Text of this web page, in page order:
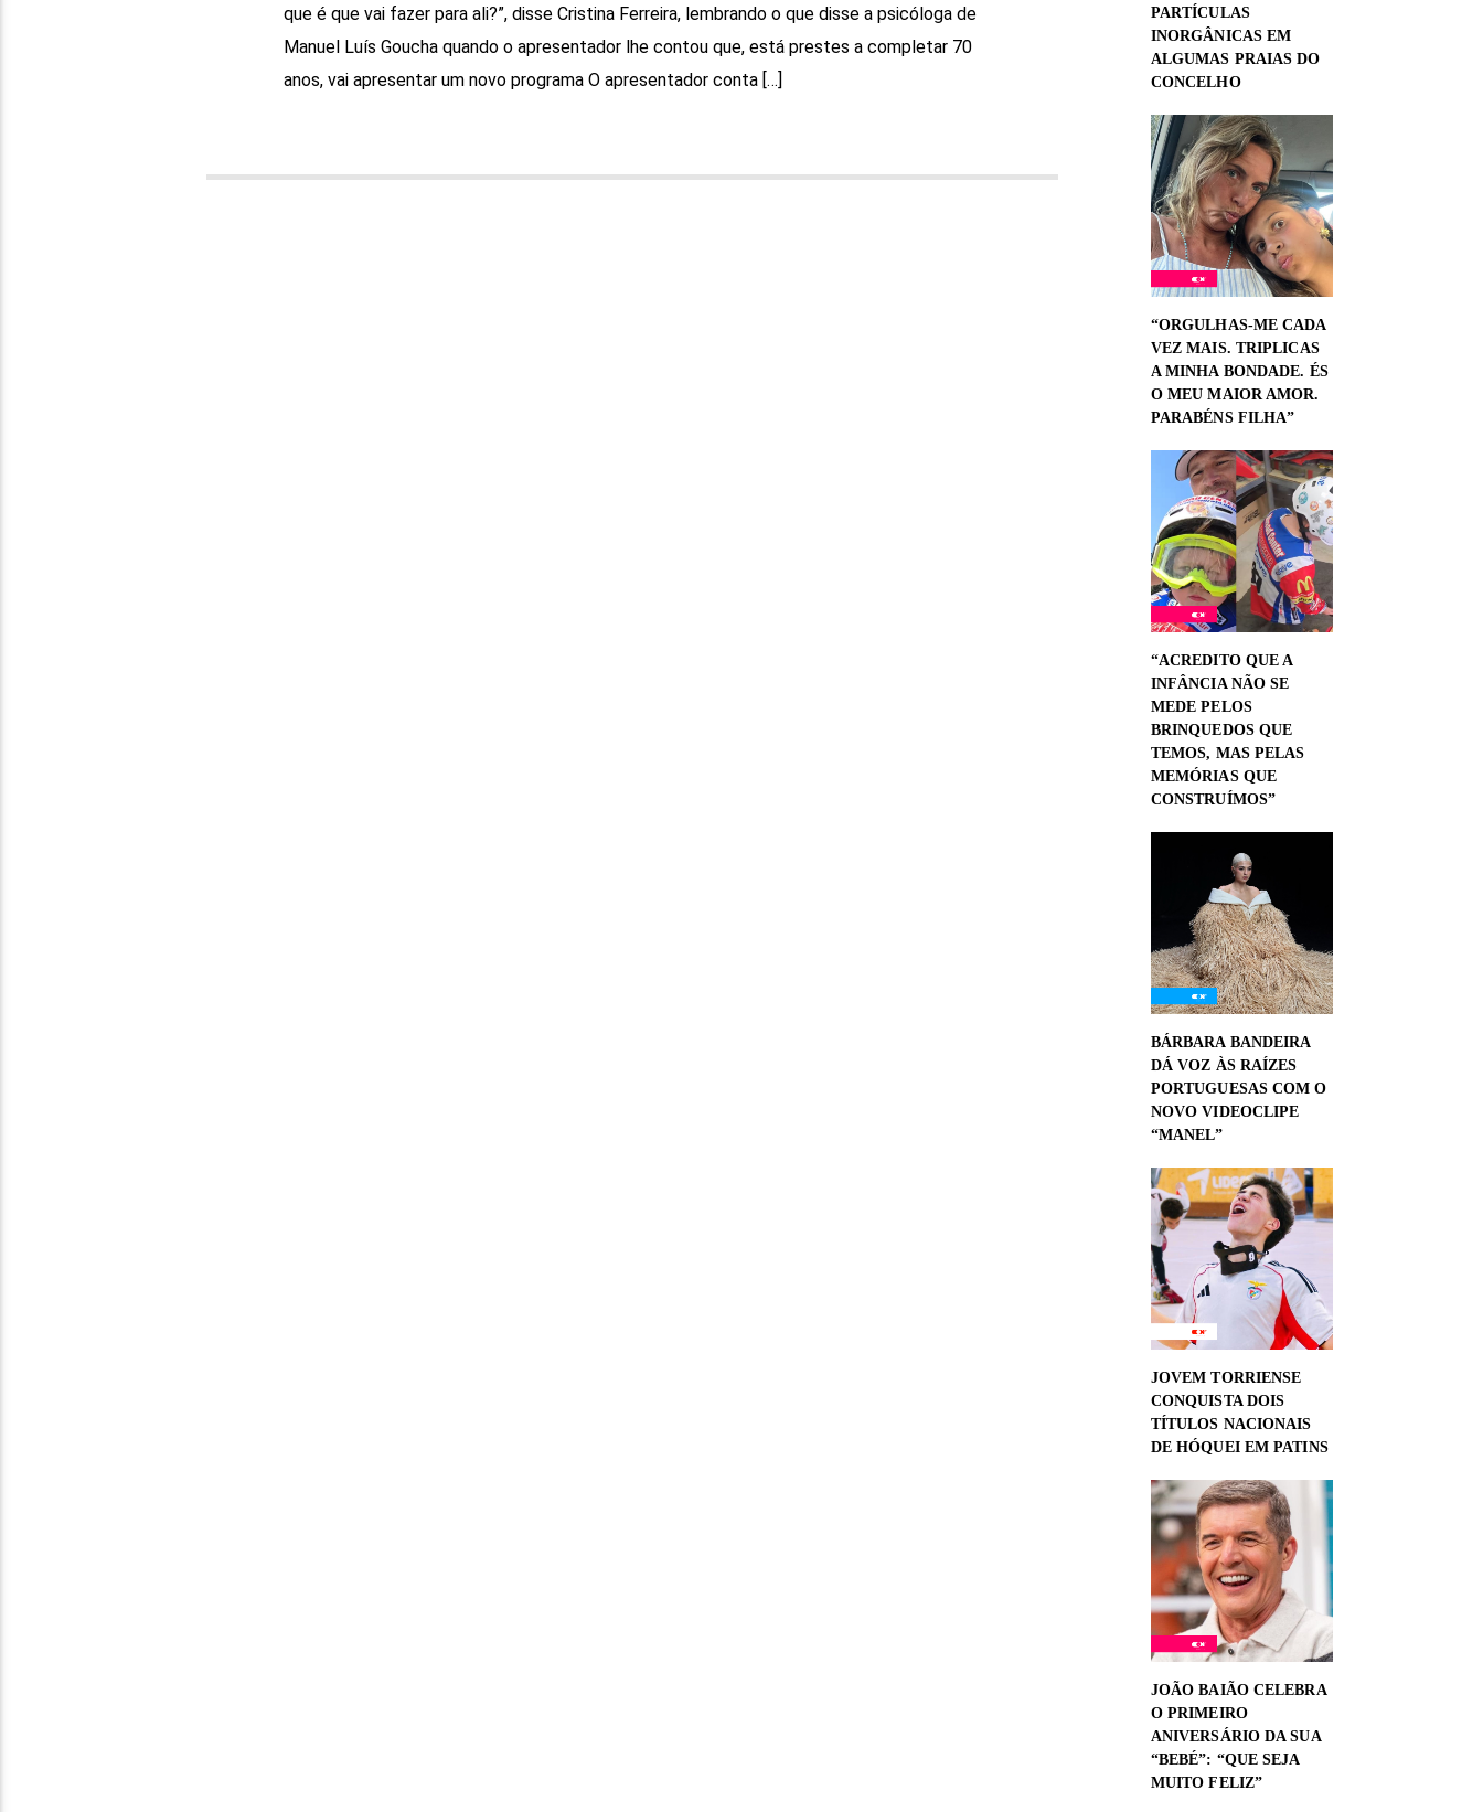
que é que vai fazer para ali?”, disse Cristina Ferreira, lembrando o que disse a psicóloga de
Manuel Luís Goucha quando o apresentador lhe contou que, está prestes a completar 70
anos, vai apresentar um novo programa O apresentador conta […]
PARTÍCULAS
INORGÂNICAS EM
ALGUMAS PRAIAS DO
CONCELHO
“ORGULHAS-ME CADA
VEZ MAIS. TRIPLICAS
A MINHA BONDADE. ÉS
O MEU MAIOR AMOR.
PARABÉNS FILHA”
“ACREDITO QUE A
INFÂNCIA NÃO SE
MEDE PELOS
BRINQUEDOS QUE
TEMOS, MAS PELAS
MEMÓRIAS QUE
CONSTRUÍMOS”
BÁRBARA BANDEIRA
DÁ VOZ ÀS RAÍZES
PORTUGUESAS COM O
NOVO VIDEOCLIPE
“MANEL”
JOVEM TORRIENSE
CONQUISTA DOIS
TÍTULOS NACIONAIS
DE HÓQUEI EM PATINS
JOÃO BAIÃO CELEBRA
O PRIMEIRO
ANIVERSÁRIO DA SUA
“BEBÉ”: “QUE SEJA
MUITO FELIZ”